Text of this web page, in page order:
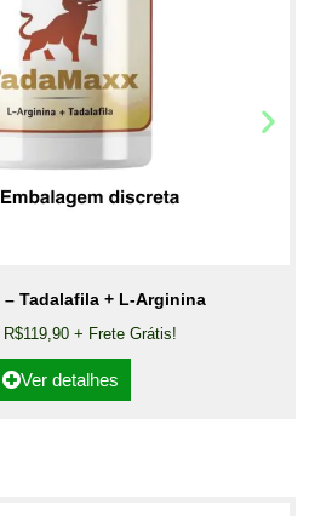
– Tadalafila + L-Arginina
+ Frete Grátis!
Ver detalhes